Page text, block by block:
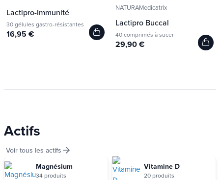
Lactipro-Immunité
30 gélules gastro-résistantes
16,95 €
NATURAMedicatrix
Lactipro Buccal
40 comprimés à sucer
29,90 €
Actifs
Voir tous les actifs
Magnésium
34 produits
Vitamine D
20 produits